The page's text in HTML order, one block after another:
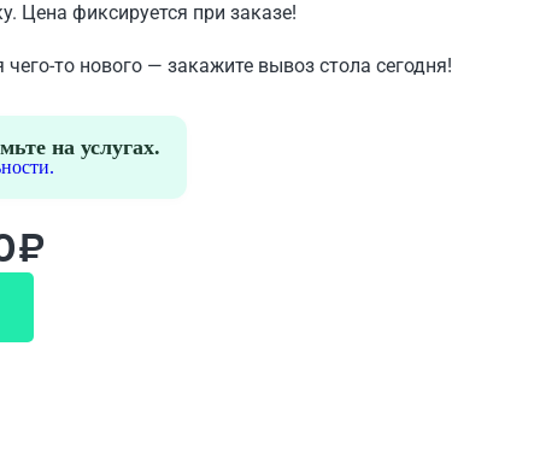
Цена фиксируется при заказе!
то нового — закажите вывоз стола сегодня!
на услугах.